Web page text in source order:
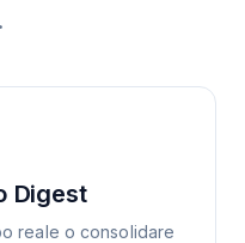
Digest
reale o consolidare